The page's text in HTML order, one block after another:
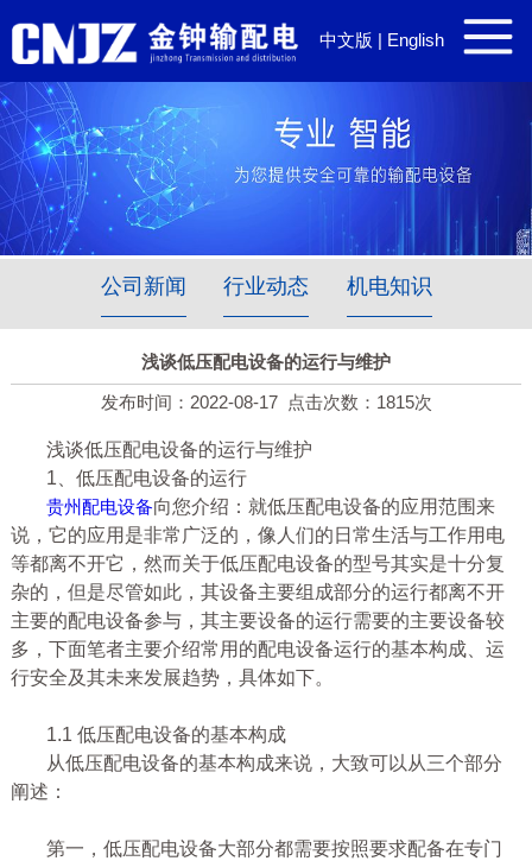
中文版 | English
公司新闻 行业动态 机电知识
浅谈低压配电设备的运行与维护
发布时间：2022-08-17点击次数：1815次
浅谈低压配电设备的运行与维护
1、低压配电设备的运行
贵州配电设备向您介绍：就低压配电设备的应用范围来
说，它的应用是非常广泛的，像人们的日常生活与工作用电
等都离不开它，然而关于低压配电设备的型号其实是十分复
杂的，但是尽管如此，其设备主要组成部分的运行都离不开
主要的配电设备参与，其主要设备的运行需要的主要设备较
多，下面笔者主要介绍常用的配电设备运行的基本构成、运
行安全及其未来发展趋势，具体如下。
1.1 低压配电设备的基本构成
从低压配电设备的基本构成来说，大致可以从三个部分
阐述：
第一，低压配电设备大部分都需要按照要求配备在专门